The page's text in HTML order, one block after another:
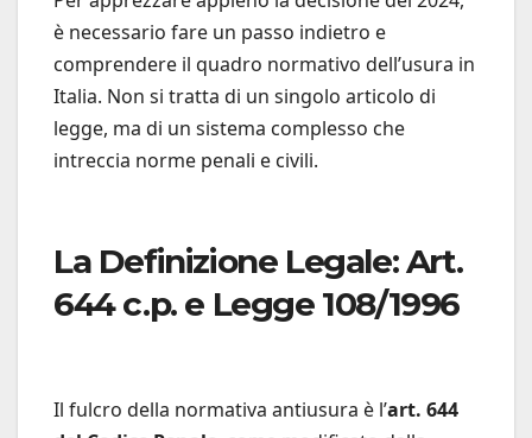
è necessario fare un passo indietro e
comprendere il quadro normativo dell’usura in
Italia. Non si tratta di un singolo articolo di
legge, ma di un sistema complesso che
intreccia norme penali e civili.
La Definizione Legale: Art.
644 c.p. e Legge 108/1996
Il fulcro della normativa antiusura è l’art. 644